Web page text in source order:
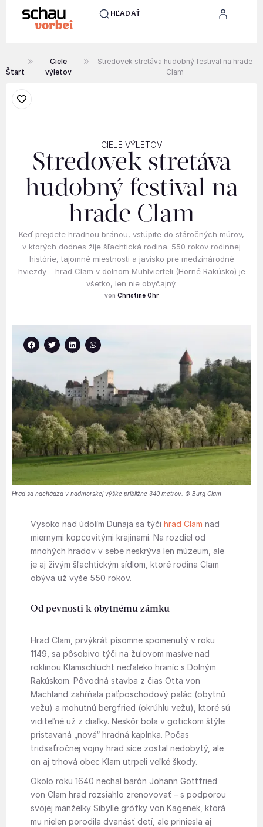
HĽADAŤ
Štart
Ciele
výletov
Stredovek stretáva hudobný festival na hrade
Clam
CIELE VÝLETOV
Stredovek stretáva
hudobný festival na
hrade Clam
Keď prejdete hradnou bránou, vstúpite do stáročných múrov,
v ktorých dodnes žije šľachtická rodina. 550 rokov rodinnej
histórie, tajomné miestnosti a javisko pre medzinárodné
hviezdy – hrad Clam v dolnom Mühlvierteli (Horné Rakúsko) je
všetko, len nie obyčajný.
Christine Ohr
Hrad sa nachádza v nadmorskej výške približne 340 metrov. © Burg Clam
Vysoko nad údolím Dunaja sa týči hrad Clam nad
miernymi kopcovitými krajinami. Na rozdiel od
mnohých hradov v sebe neskrýva len múzeum, ale
je aj živým šľachtickým sídlom, ktoré rodina Clam
obýva už vyše 550 rokov.
Od pevnosti k obytnému zámku
Hrad Clam, prvýkrát písomne spomenutý v roku
1149, sa pôsobivo týči na žulovom masíve nad
roklinou Klamschlucht neďaleko hraníc s Dolným
Rakúskom. Pôvodná stavba z čias Otta von
Machland zahŕňala päťposchodový palác (obytnú
vežu) a mohutnú bergfried (okrúhlu vežu), ktoré sú
viditeľné už z diaľky. Neskôr bola v gotickom štýle
pristavaná „nová“ hradná kaplnka. Počas
tridsaťročnej vojny hrad síce zostal nedobytý, ale
on aj trhová obec Klam utrpeli veľké škody.
Okolo roku 1640 nechal barón Johann Gottfried
von Clam hrad rozsiahlo zrenovovať – s podporou
svojej manželky Sibylle grófky von Kagenek, ktorá
mu nielen porodila dvanásť detí, ale priniesla aj